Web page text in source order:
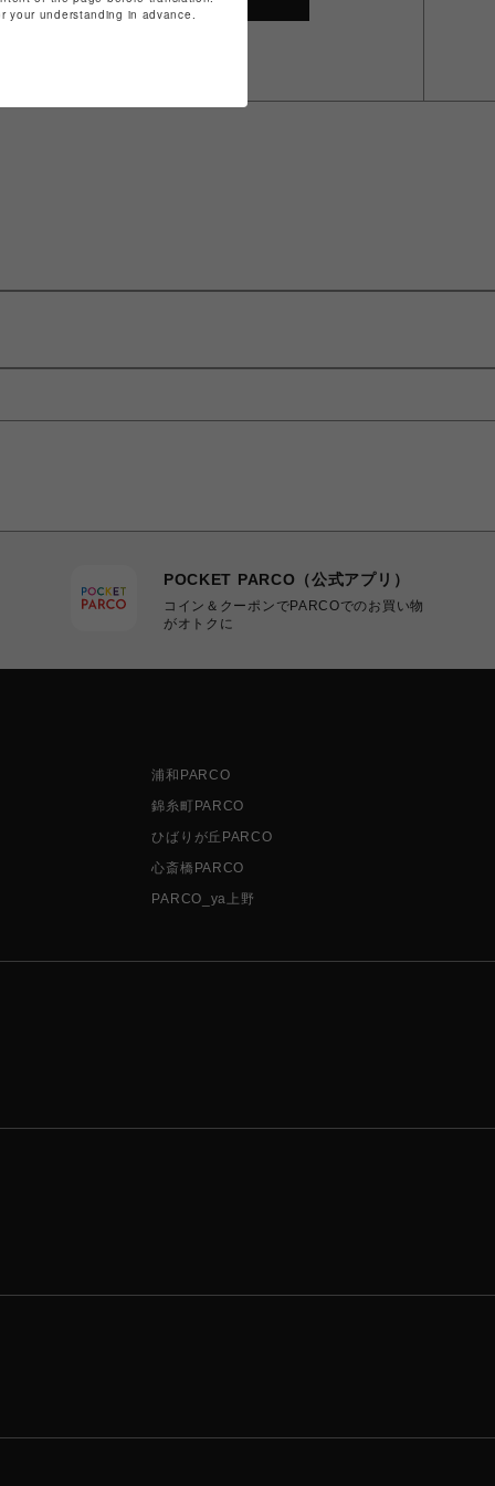
POCKET PARCO（公式アプリ）
コイン＆クーポンでPARCOでのお買い物
がオトクに
浦和PARCO
錦糸町PARCO
ひばりが丘PARCO
心斎橋PARCO
PARCO_ya上野
your understanding in advance.